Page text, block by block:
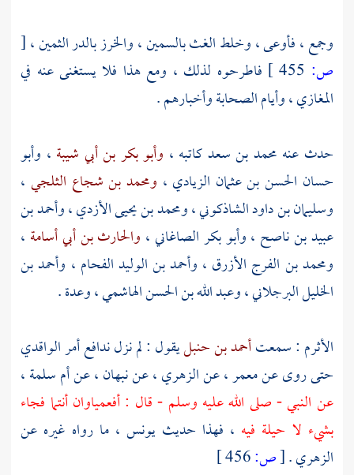
وجمع ، فأوعى ، وخلط الغث بالسمين ، والخرز بالدر الثمين ،[
ص:
فاطرحوه لذلك ، ومع هذا فلا يستغنى عنه في
المغازي ، وأيام الصحابة وأخبارهم .
حدث عنه محمد بن سعدكاتبه ، وأبو بكر بن أبي شيبة ، وأبو
حسان الحسن بن عثمان الزيادي ، ومحمد بن شجاع الثلجي ،
وسليمان بن داود الشاذكوني،ومحمد بن يحيى الأزدي،وأحمد بن
عبيد بن ناصح ،وأبو بكر الصاغاني، والحارث بن أبي أسامة ،
ومحمد بن الفرج الأزرق ، وأحمد بن الوليد الفحام ، وأحمد بن
الخليل البرجلاني،وعبد الله بن الحسن الهاشمي، وعدة .
الأثرم : سمعتأحمد بن حنبليقول : لم نزل ندافع أمرالواقدي
حتى روى عنمعمر، عنالزهري، عننبهان، عنأم سلمة،
عن النبي - صلى الله عليه وسلم - قال : أفعمياوان أنتما فجاء
بشيء لا حيلة فيه ، فهذا حديثيونس ، ما رواه غيره عن
الزهري.
[ص: